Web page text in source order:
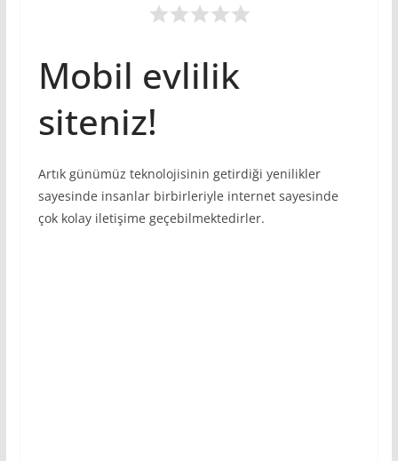
Mobil evlilik
siteniz!
Artık günümüz teknolojisinin getirdiği yenilikler
sayesinde insanlar birbirleriyle internet sayesinde
çok kolay iletişime geçebilmektedirler.